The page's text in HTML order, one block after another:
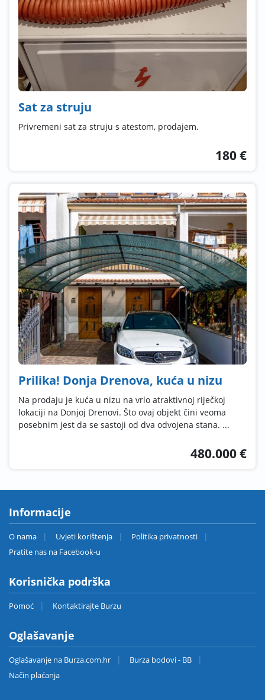
Sat za struju
Privremeni sat za struju s atestom, prodajem.
180 €
Prilika! Donja Drenova, kuća u nizu
Na prodaju je kuća u nizu na vrlo atraktivnoj riječkoj
lokaciji na Donjoj Drenovi. Što ovaj objekt čini veoma
posebnim jest da se sastoji od dva odvojena stana. ...
480.000 €
Informacije
O nama Uvjeti korištenja
Politika privatnosti
Pratite nas na Facebook-u
Korisnička podrška
Pomoć Kontaktirajte Burzu
Oglašavanje
Oglašavanje na Burza.com.hr
Burza bodovi - BB
Način plaćanja